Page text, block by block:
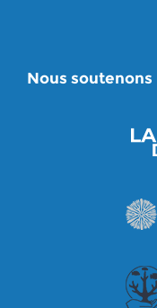
Nous soutenons